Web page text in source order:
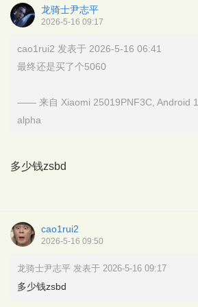
龙骑士尹志平
2026-5-16 09:17
cao1rui2 发表于 2026-5-16 06:41
最终还是买了个5060
—— 来自 Xiaomi 25019PNF3C, Android
alpha
多少钱zsbd
cao1rui2
2026-5-16 09:50
龙骑士尹志平 发表于 2026-5-16 09:17
多少钱zsbd